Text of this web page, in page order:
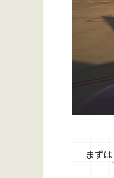
まずは